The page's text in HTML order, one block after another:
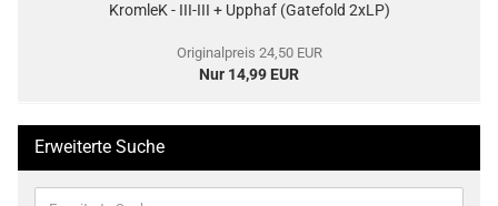
KromleK - III-III + Upphaf (Gatefold 2xLP)
Originalpreis 24,50 EUR
Nur 14,99 EUR
Erweiterte Suche